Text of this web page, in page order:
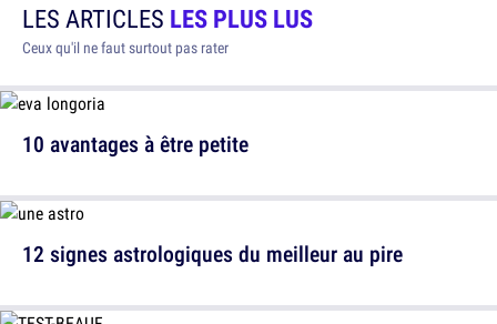
LES ARTICLES LES PLUS LUS
Ceux qu'il ne faut surtout pas rater
10 avantages à être petite
12 signes astrologiques du meilleur au pire